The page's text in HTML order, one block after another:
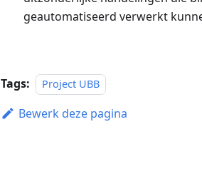
geautomatiseerd verwerkt
Tags: Project UBB
Bewerk deze pagina